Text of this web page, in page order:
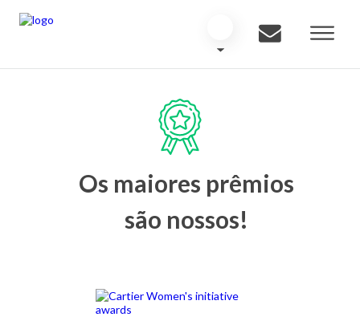
Os maiores prêmios
são nossos!